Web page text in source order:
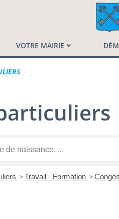
VOTRE MAIRIE
>Travail - Formation >